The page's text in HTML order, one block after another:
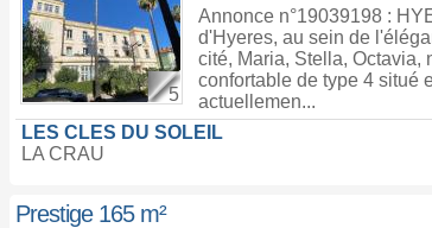
5
Annonce n°19039198 :
d'Hyeres, au sein de
cité, Maria, Stella, Octavia,
confortable de type 4 situé
actuellemen...
LES CLES DU SOLEIL
LA CRAU
Prestige 165 m²